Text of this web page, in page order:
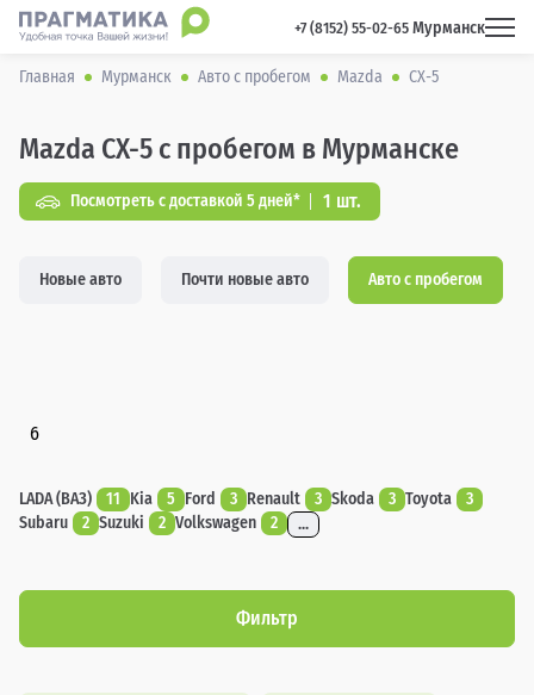
+7 (8152) 55-02-65 Мурманск
Главная Мурманск Авто с пробегом Mazda CX-5
Mazda CX-5 с пробегом в Мурманске
Посмотреть с доставкой 5 дней* 1 шт.
Новые авто Почти новые авто Авто с пробегом
6
LADA (ВАЗ) 11 Kia 5 Ford 3 Renault 3 Skoda 3 Toyota
3
Subaru
2 Suzuki 2 Volkswagen 2 ...
Фильтр